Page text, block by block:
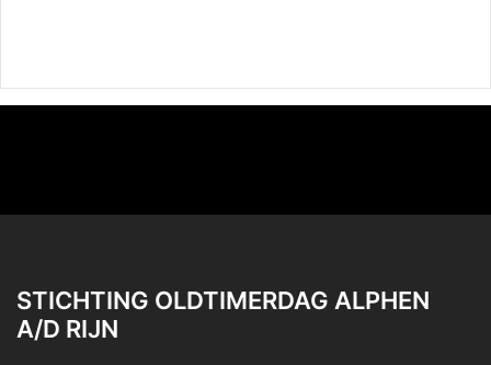
STICHTING OLDTIMERDAG ALPHEN
A/D RIJN